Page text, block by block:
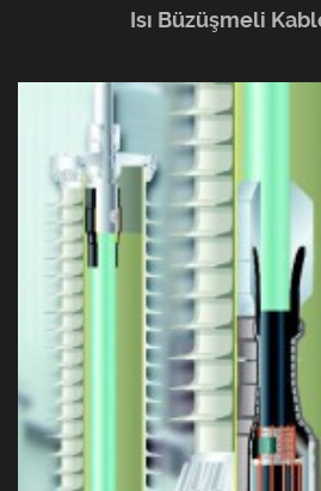
Isı Büzüşmeli